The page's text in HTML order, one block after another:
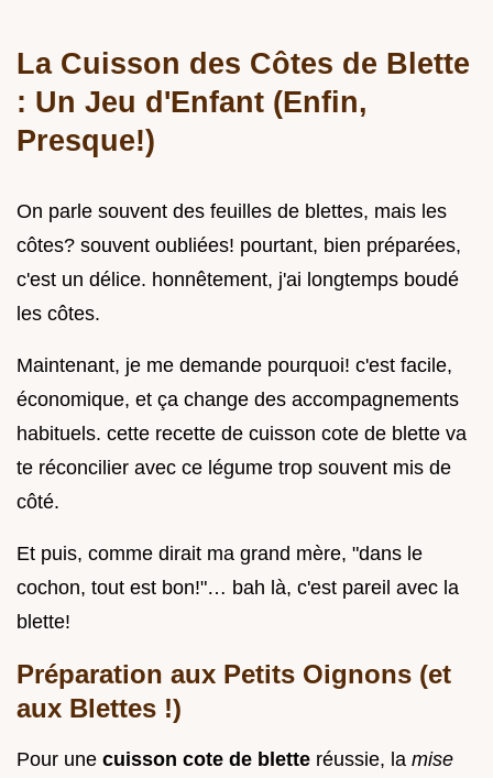
La Cuisson des Côtes de Blette
: Un Jeu d'Enfant (Enfin,
Presque!)
On parle souvent des feuilles de blettes, mais les
côtes? souvent oubliées! pourtant, bien préparées,
c'est un délice. honnêtement, j'ai longtemps boudé
les côtes.
Maintenant, je me demande pourquoi! c'est facile,
économique, et ça change des accompagnements
habituels. cette recette de cuisson cote de blette va
te réconcilier avec ce légume trop souvent mis de
côté.
Et puis, comme dirait ma grand mère, "dans le
cochon, tout est bon!"… bah là, c'est pareil avec la
blette!
Préparation aux Petits Oignons (et
aux Blettes !)
Pour une cuisson cote de blette réussie, la mise